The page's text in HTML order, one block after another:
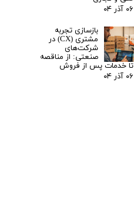
۰۶ آذر ۰۴
بازسازی تجربه
مشتری (CX) در
شرکت‌های
صنعتی: از مناقصه
تا خدمات پس از فروش
۰۶ آذر ۰۴